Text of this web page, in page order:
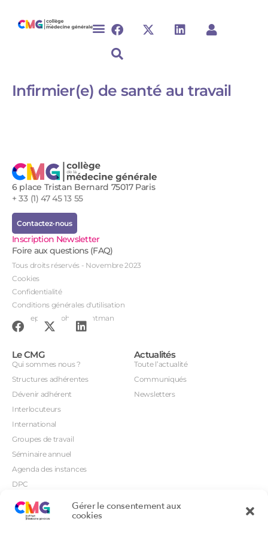
Gérer le consentement aux
cookies
Infirmier(e) de santé au travail
6 place Tristan Bernard 75017 Paris
+ 33 (1) 47 45 13 55
Contactez-nous
Inscription Newsletter
Foire aux questions (FAQ)
Tous droits réservés - Novembre 2023
Cookies
Confidentialité
Conditions générales d'utilisation
Conception : John Brightman
Le CMG
Qui sommes nous ?
Structures adhérentes
Dévenir adhérent
Interlocuteurs
International
Groupes de travail
Séminaire annuel
Agenda des instances
DPC
Orientations prioritaires
Actualités
Toute l’actualité
Communiqués
Newsletters